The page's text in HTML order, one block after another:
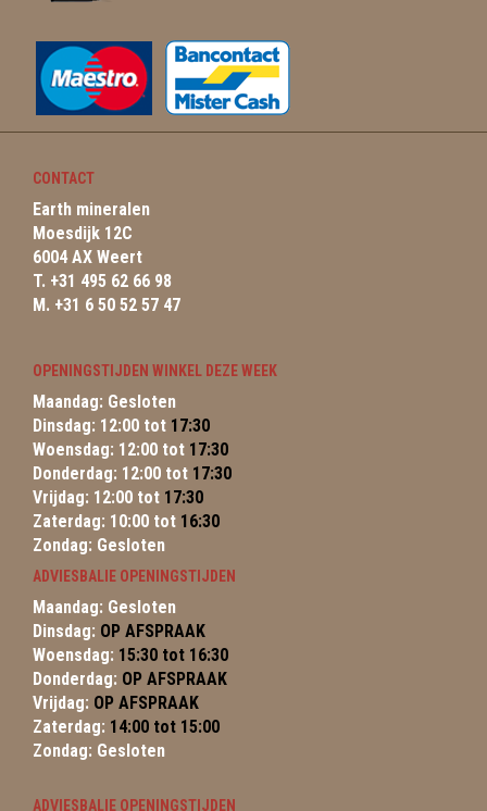
CONTACT
Earth mineralen
Moesdijk 12C
6004 AX Weert
T. +31 495 62 66 98
M. +31 6 50 52 57 47
OPENINGSTIJDEN WINKEL DEZE WEEK
Maandag: Gesloten
Dinsdag: 12:00 tot 17:30
Woensdag: 12:00 tot 17:30
Donderdag: 12:00 tot 17:30
Vrijdag: 12:00 tot 17:30
Zaterdag: 10:00 tot 16:30
Zondag: Gesloten
ADVIESBALIE OPENINGSTIJDEN
Maandag: Gesloten
Dinsdag: OP AFSPRAAK
Woensdag: 15:30 tot 16:30
Donderdag: OP AFSPRAAK
Vrijdag: OP AFSPRAAK
Zaterdag: 14:00 tot 15:00
Zondag: Gesloten
ADVIESBALIE OPENINGSTIJDEN